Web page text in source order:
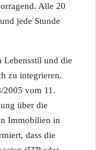
Alle 20
jede Stunde
Lebensstil und die
zu integrieren.
2005 vom 11.
über die
Immobilien in
dass die